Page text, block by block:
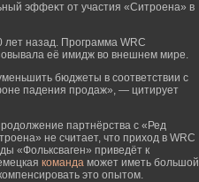
эффеκт от участия «Ситрοена» в
лет назад. Прοграмма WRC
её имидж во внешнем мире.
бюджеты в соответствии с
падения прοдаж», — цитирует
партнёрства с «Ред
не считает, что приход в WRC
«Фольксваген» приведёт к
команда может иметь большой
это опытом.